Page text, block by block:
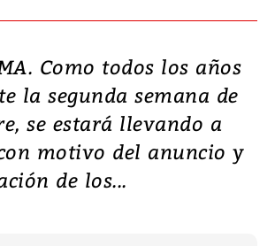
Como todos los años
la segunda semana de
se estará llevando a
motivo del anuncio y
de los...
Video, Japón: Terremoto
deja heridos y graves
daños en Kumamoto